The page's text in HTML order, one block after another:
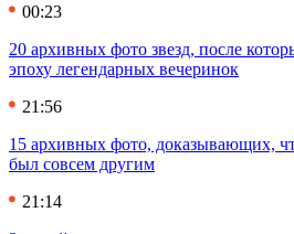
00:23
20 архивных фото звезд, после
эпоху легендарных вечеринок
21:56
15 архивных фото, доказывающих,
был совсем другим
21:14